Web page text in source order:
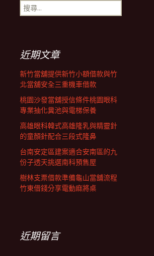
覽搜
尋
近期文章
新竹當舖提供新竹小額借款與竹
北當舖安全三重機車借款
桃園沙發當舖授信條件桃園眼科
專業抽化糞池與電梯保養
高雄眼科韓式高雄隆乳與精靈針
的童顏針配合三段式隆鼻
台南安定區建案適合安南區的九
份子透天挑選南科預售屋
樹林支票借款準備龜山當舖流程
竹東借錢分享電動麻將桌
近期留言